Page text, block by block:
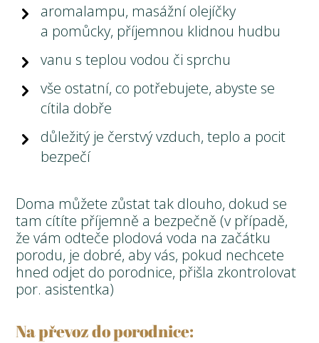
aromalampu, masážní olejíčky
a pomůcky, příjemnou klidnou hudbu
vanu s teplou vodou či sprchu
vše ostatní, co potřebujete, abyste se
cítila dobře
důležitý je čerstvý vzduch, teplo a pocit
bezpečí
Doma můžete zůstat tak dlouho, dokud se
tam cítíte příjemně a bezpečně (v případě,
že vám odteče plodová voda na začátku
porodu, je dobré, aby vás, pokud nechcete
hned odjet do porodnice, přišla zkontrolovat
por. asistentka)
Na převoz do porodnice: